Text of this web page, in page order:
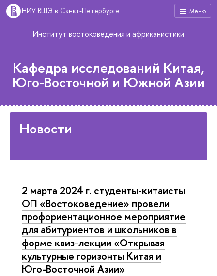
Меню
НИУ ВШЭ в Санкт-Петербурге
Институт востоковедения и африканистики
Кафедра исследований Китая,
Юго-Восточной и Южной Азии
Новости
2 марта 2024 г. студенты-китаисты
ОП «Востоковедение» провели
профориентационное мероприятие
для абитуриентов и школьников в
форме квиз-лекции «Открывая
культурные горизонты Китая и
Юго-Восточной Азии»